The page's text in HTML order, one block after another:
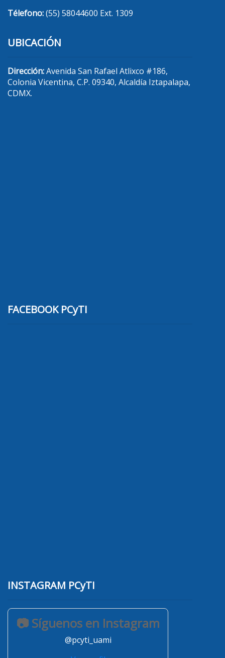
Télefono:(55) 58044600 Ext. 1309
UBICACIÓN
Dirección:Avenida San Rafael Atlixco #186,
Colonia Vicentina, C.P. 09340, Alcaldía Iztapalapa,
CDMX.
FACEBOOK PCyTI
INSTAGRAM PCyTI
📷 Síguenos en Instagram
@pcyti_uami